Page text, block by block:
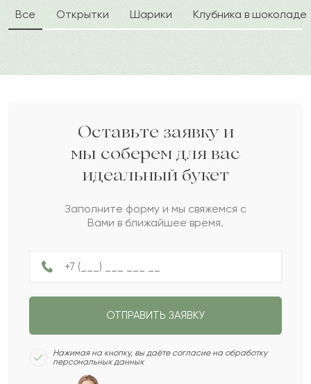
Б 2021-08-22
Баттал
А 2021-07-20
Аршат
2021-06-02
Тора
2021-05-27
Тастемир
Дария
Р Роза
Мишель
Все Открытки Шарики Клубника в шоколаде
Оставьте заявку и
мы соберем для вас
идеальный букет
Заполните форму и мы свяжемся с
Вами в ближайшее время.
ОТПРАВИТЬ ЗАЯВКУ
Нажимая на кнопку, вы даёте согласие на обработку
персональных данных